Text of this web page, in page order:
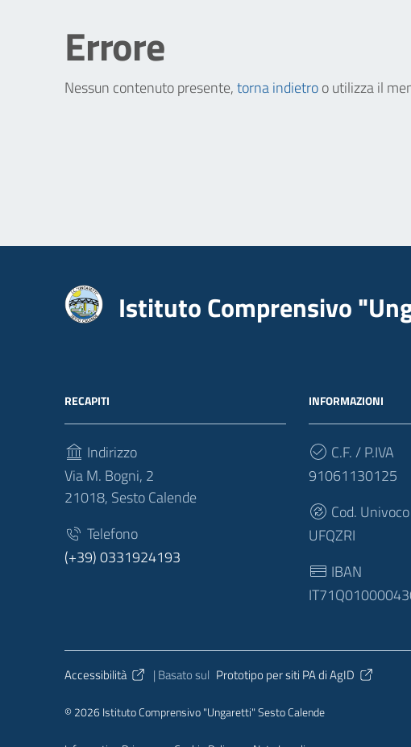
Errore
Nessun contenuto presente,torna indietroo utilizza il
Istituto Comprensivo
RECAPITI
Indirizzo
Via M. Bogni, 2
21018, Sesto Calende
Telefono
(+39) 0331924193
INFORMAZIONI
C.F. / P.IVA
91061130125
Cod. Univoco
UFQZRI
IBAN
Sezione Link Utili
Accessibilità | Basato sul Prototipo per siti PA di AgID
© 2026 Istituto Comprensivo "Ungaretti" Sesto Calende